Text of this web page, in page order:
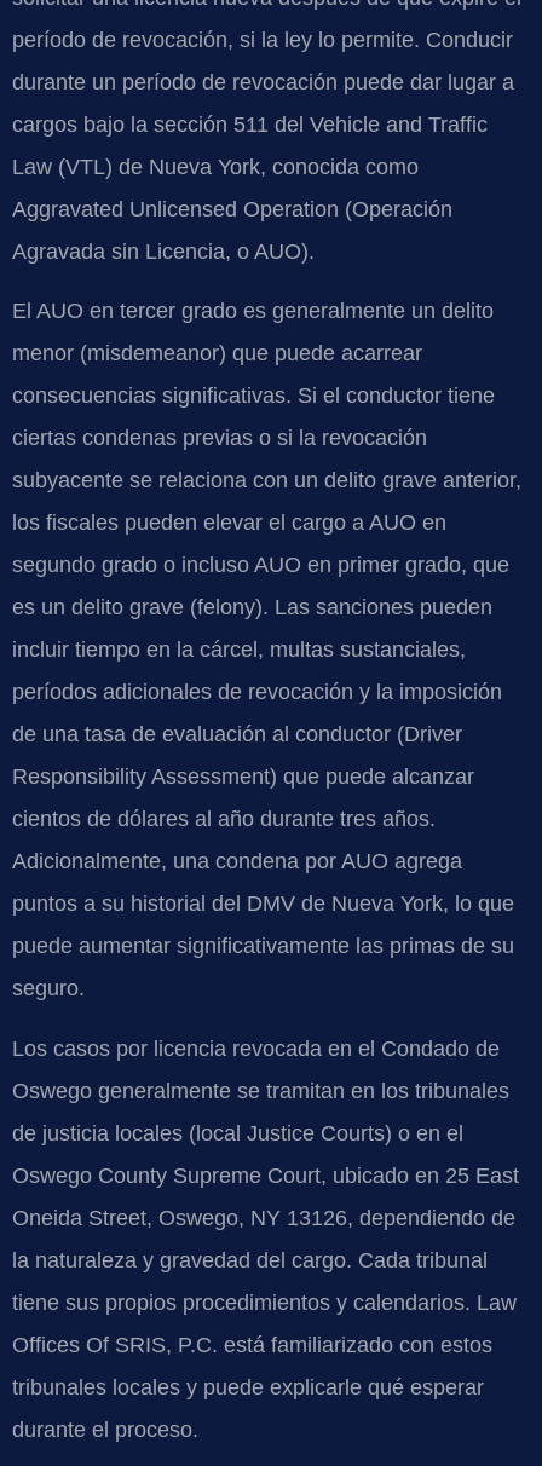
período de revocación, si la ley lo permite. Conducir
durante un período de revocación puede dar lugar a
cargos bajo la sección 511 del Vehicle and Traffic
Law (VTL) de Nueva York, conocida como
Aggravated Unlicensed Operation (Operación
Agravada sin Licencia, o AUO).
El AUO en tercer grado es generalmente un delito
menor (misdemeanor) que puede acarrear
consecuencias significativas. Si el conductor tiene
ciertas condenas previas o si la revocación
subyacente se relaciona con un delito grave anterior,
los fiscales pueden elevar el cargo a AUO en
segundo grado o incluso AUO en primer grado, que
es un delito grave (felony). Las sanciones pueden
incluir tiempo en la cárcel, multas sustanciales,
períodos adicionales de revocación y la imposición
de una tasa de evaluación al conductor (Driver
Responsibility Assessment) que puede alcanzar
cientos de dólares al año durante tres años.
Adicionalmente, una condena por AUO agrega
puntos a su historial del DMV de Nueva York, lo que
puede aumentar significativamente las primas de su
seguro.
Los casos por licencia revocada en el Condado de
Oswego generalmente se tramitan en los tribunales
de justicia locales (local Justice Courts) o en el
Oswego County Supreme Court, ubicado en 25 East
Oneida Street, Oswego, NY 13126, dependiendo de
la naturaleza y gravedad del cargo. Cada tribunal
tiene sus propios procedimientos y calendarios. Law
Offices Of SRIS, P.C. está familiarizado con estos
tribunales locales y puede explicarle qué esperar
durante el proceso.